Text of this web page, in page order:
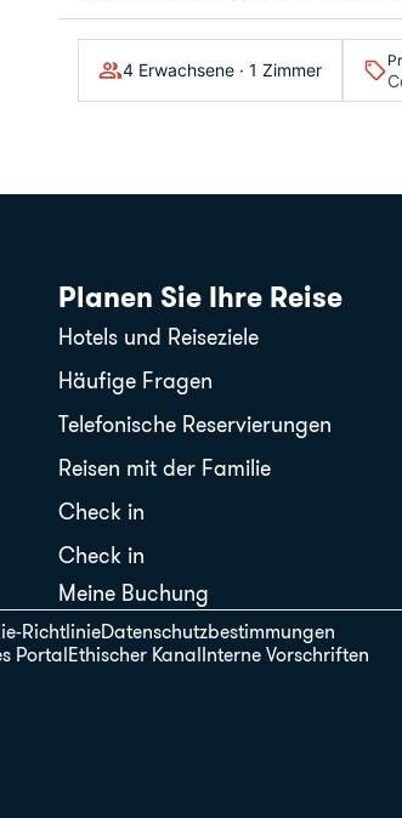
4 Erwachsene · 1 Zimmer
Planen Sie Ihre Reise
Hotels und Reiseziele
Häufige Fragen
Telefonische Reservierungen
Reisen mit der Familie
Check in
Check in
Meine Buchung
RichtlinieDatenschutzbestimmungen
PortalEthischer KanalInterne Vorschriften